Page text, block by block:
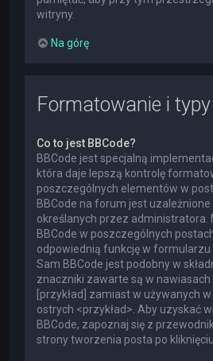
witryny.
Na górę
Formatowanie i
Co to jest BBCode?
BBCode jest specjalną
która daje lepszą kontrolę
poszczególnych elementów w
BBCode na forum jest
określanych przez administratora.
BBCode w poszczególnych
odpowiednią funkcję w
Sam BBCode jest podobny w
znaczniki zawarte są w
[przykład] zamiast w używanych
ostrych <przykład>. Aby uzyskać
BBCode, zapoznaj się z
strony tworzenia posta po